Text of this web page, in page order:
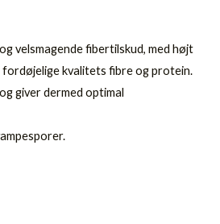
velsmagende fibertilskud, med højt
fordøjelige kvalitets fibre og protein.
giver dermed optimal